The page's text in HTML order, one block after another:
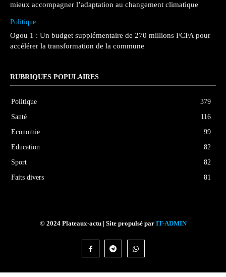
mieux accompagner l’adaptation au changement climatique
Politique
Ogou 1 : Un budget supplémentaire de 270 millions FCFA pour
accélérer la transformation de la commune
RUBRIQUES POPULAIRES
Politique
379
Santé
116
Economie
99
Education
82
Sport
82
Faits divers
81
© 2024 Plateaux-actu | Site propulsé par IT-ADMIN